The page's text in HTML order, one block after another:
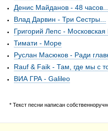
Денис Майданов - 48 часов...
Влад Дарвин - Три Сестры...
Григорий Лепс - Московская
Тимати - Море
Руслан Масюков - Ради
Rauf & Faik - Там, где мы с
ВИА ГРА - Galileo
* Текст песни написан